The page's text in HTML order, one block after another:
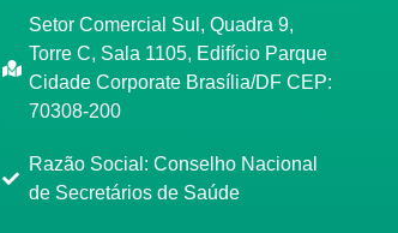
Setor Comercial Sul, Quadra 9,
Torre C, Sala 1105, Edifício Parque
Cidade Corporate Brasília/DF CEP:
70308-200
Razão Social: Conselho Nacional
de Secretários de Saúde